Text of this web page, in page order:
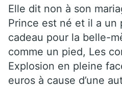
Elle dit non à son
Prince est né et il a un
cadeau pour la belle-
comme un pied, Les
Explosion en pleine
euros à cause d’une